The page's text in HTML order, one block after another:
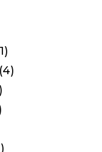
(4)